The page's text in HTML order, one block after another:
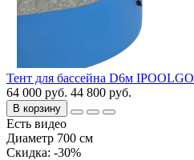
Тент для бассейна D6м IPOOLGO
64 000 руб. 44 800 руб.
В корзину
Есть видео
Диаметр 700 см
Cкидка: -30%